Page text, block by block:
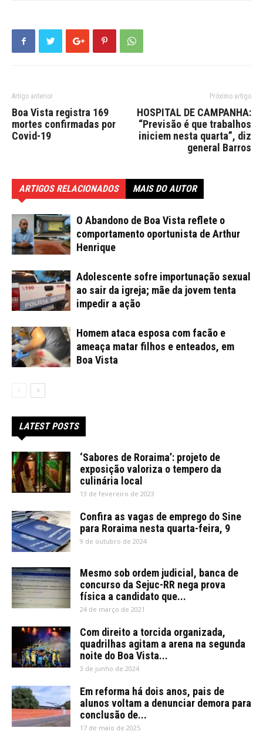
Artigo anterior
Boa Vista registra 169
mortes confirmadas por
Covid-19
Próximo artigo
HOSPITAL DE CAMPANHA:
“Previsão é que trabalhos
iniciem nesta quarta”, diz
general Barros
ARTIGOS RELACIONADOS MAIS DO AUTOR
O Abandono de Boa Vista reflete o
comportamento oportunista de Arthur
Henrique
Adolescente sofre importunação sexual
ao sair da igreja; mãe da jovem tenta
impedir a ação
Homem ataca esposa com facão e
ameaça matar filhos e enteados, em
Boa Vista
LATEST POSTS
‘Sabores de Roraima’: projeto de
exposição valoriza o tempero da
culinária local
13 de fevereiro de 2023
Confira as vagas de emprego do Sine
para Roraima nesta quarta-feira, 9
9 de outubro de 2024
Mesmo sob ordem judicial, banca de
concurso da Sejuc-RR nega prova
física a candidato que...
24 de março de 2021
Com direito a torcida organizada,
quadrilhas agitam a arena na segunda
noite do Boa Vista...
3 de junho de 2024
Em reforma há dois anos, pais de
alunos voltam a denunciar demora para
conclusão de...
17 de maio de 2025